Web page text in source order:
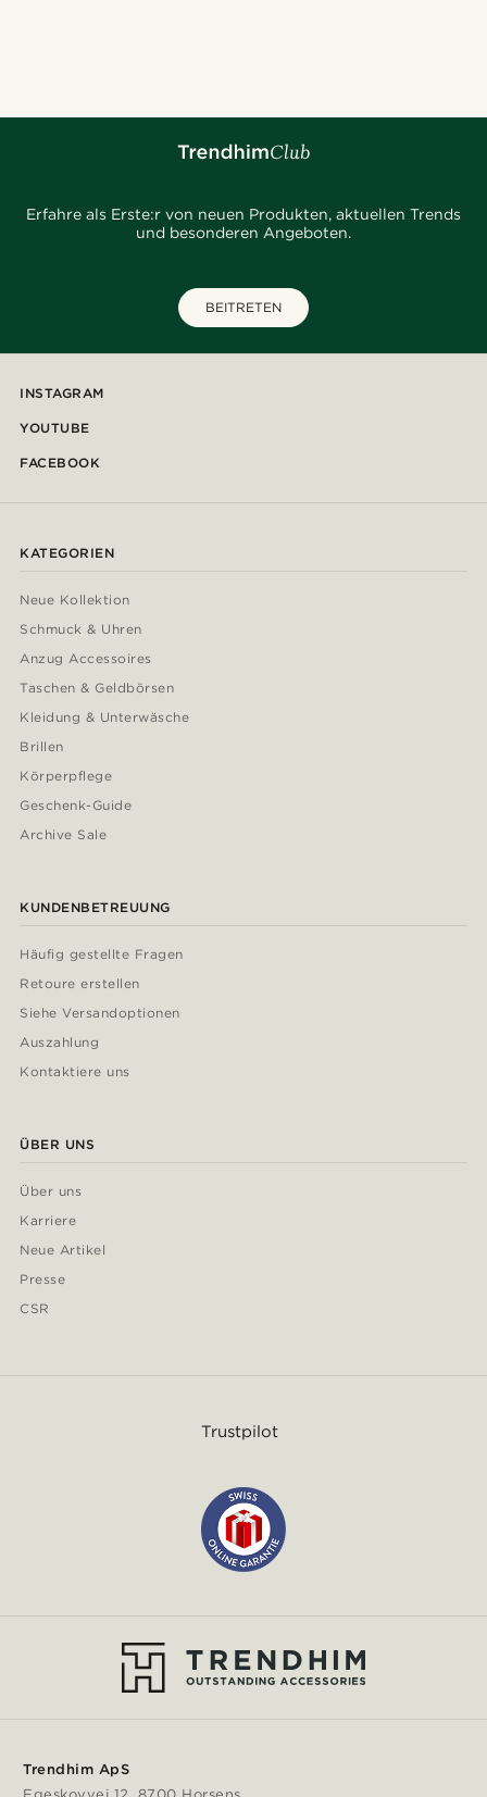
Erfahre als Erste:r von neuen Produkten, aktuellen Trends
und besonderen Angeboten.
BEITRETEN
INSTAGRAM
YOUTUBE
FACEBOOK
KATEGORIEN
Neue Kollektion
Schmuck & Uhren
Anzug Accessoires
Taschen & Geldbörsen
Kleidung & Unterwäsche
Brillen
Körperpflege
Geschenk-Guide
Archive Sale
KUNDENBETREUUNG
Häufig gestellte Fragen
Retoure erstellen
Siehe Versandoptionen
Auszahlung
Kontaktiere uns
ÜBER UNS
Über uns
Karriere
Neue Artikel
Presse
CSR
Trustpilot
Trendhim ApS